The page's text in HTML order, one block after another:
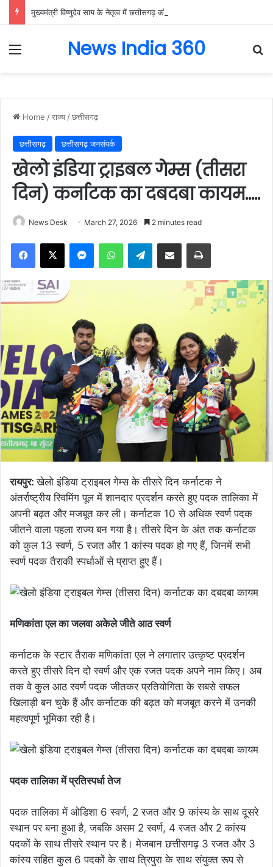
Menu News India 360
Home /राज्य /छत्तीसगढ़
छत्तीसगढ़ छत्तीसगढ़ जनसंपर्क
खेलो इंडिया ट्राइबल गेम्स (तीसरा
दिन) कर्नाटक का दबदबा कायम…..
News Desk March 27, 2026 2 minutes read
Facebook
X MessengerWhatsAppTelegramShare via Email Print
रायपुर:खेलो इंडिया ट्राइबल गेम्स के तीसरे दिन कर्नाटक ने
अंतर्राष्ट्रीय स्विमिंग पूल में शानदार प्रदर्शन करते हुए पदक तालिका में
अपनी बढ़त और मजबूत कर ली। कर्नाटक 10 से अधिक स्वर्ण पदक
जीतने वाला पहला राज्य बन गया है। तीसरे दिन के अंत तक कर्नाटक
को कुल 13 स्वर्ण, 5 रजत और 1 कांस्य पदक हो गए हैं, जिनमें सभी
स्वर्ण पदक तैराकी स्पर्धाओं से प्राप्त हुए हैं।
मणिकांता एल का जलवा अकेले जीते आठ स्वर्ण
कर्नाटक के स्टार तैराक मणिकांता एल ने लगातार उत्कृष्ट प्रदर्शन
करते हुए तीसरे दिन दो स्वर्ण और एक रजत पदक अपने नाम किए। अब
तक वे कुल आठ स्वर्ण पदक जीतकर प्रतियोगिता के सबसे सफल
खिलाड़ी बन चुके हैं और कर्नाटक की बढ़त को मजबूत करने में उनकी
महत्वपूर्ण भूमिका रही है।
पदक तालिका में प्रतिस्पर्धा तेज
पदक तालिका में ओडिशा 6 स्वर्ण, 2 रजत और 9 कांस्य के साथ दूसरे
स्थान पर बना हुआ है, जबकि असम 2 स्वर्ण, 4 रजत और 2 कांस्य
पदकों के साथ तीसरे स्थान पर है। मेजबान छत्तीसगढ़ 3 रजत और 3
कांस्य सहित कुल 6 पदकों के साथ त्रिपुरा के साथ संयुक्त रूप से